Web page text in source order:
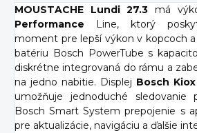
MOUSTACHE Lundi 27.3 má
Performance Line, ktorý
moment pre lepší výkon v kopcoch a
batériu Bosch PowerTube s
diskrétne integrovaná do rámu a
na jedno nabitie. Displej Bosch
umožňuje jednoduché sledovanie
Bosch Smart System prepojenie s
pre aktualizácie, navigáciu a ďalšie